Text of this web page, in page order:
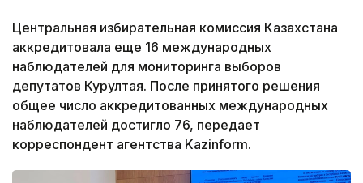
Центральная избирательная комиссия Казахстана
аккредитовала еще 16 международных
наблюдателей для мониторинга выборов
депутатов Курултая. После принятого решения
общее число аккредитованных международных
наблюдателей достигло 76, передает
корреспондент агентства Kazinform.